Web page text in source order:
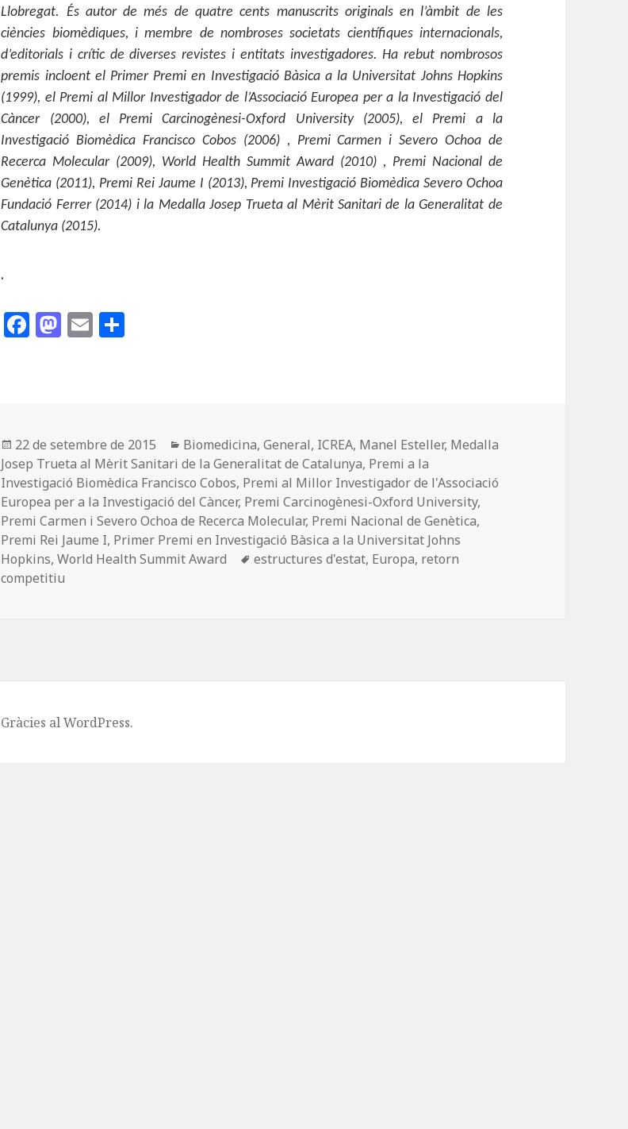
Llobregat. És autor de més de quatre cents manuscrits originals en l’àmbit de les
ciències biomèdiques, i membre de nombroses societats científiques internacionals,
d’editorials i crític de diverses revistes i entitats investigadores. Ha rebut nombrosos
premis incloent el Primer Premi en Investigació Bàsica a la Universitat Johns Hopkins
(1999), el Premi al Millor Investigador de l’Associació Europea per a la Investigació del
Càncer (2000), el Premi Carcinogènesi-Oxford University (2005), el Premi a la
Investigació Biomèdica Francisco Cobos (2006) , Premi Carmen i Severo Ochoa de
Recerca Molecular (2009), World Health Summit Award (2010) , Premi Nacional de
Genètica (2011), Premi Rei Jaume I (2013), Premi Investigació Biomèdica Severo Ochoa
Fundació Ferrer (2014) i la Medalla Josep Trueta al Mèrit Sanitari de la Generalitat de
Catalunya (2015).
.
F
o
o
k
M
n
E
rt
ei
x
Publicat
el
22 de setembre de 2015 Categories
Biomedicina,General, ICREA, Manel Esteller, Medalla
Josep Trueta al Mèrit Sanitari de la Generalitat de Catalunya, Premi a la
Investigació Biomèdica Francisco Cobos, Premi al Millor Investigador de l'Associació
Europea per a la Investigació del Càncer, Premi Carcinogènesi-Oxford University,
Premi Carmen i Severo Ochoa de Recerca Molecular, Premi Nacional de Genètica,
Premi Rei Jaume I, Primer Premi en Investigació Bàsica a la Universitat Johns
Hopkins,World Health Summit Award Etiquetes
estructures d'estat, Europa, retorn
competitiu
Gràcies al WordPress.